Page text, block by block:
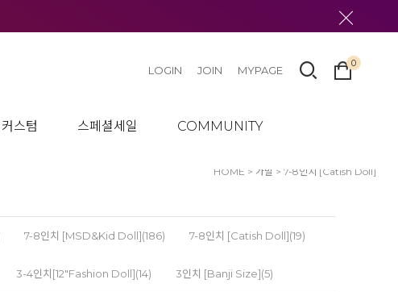
커스텀 스페셜세일 COMMUNITY
LOGIN JOIN MYPAGE
0
HOME > 가발 > 7-8인치 [Catish Doll]
7-8인치 [MSD&Kid Doll](186) 7-8인치 [Catish Doll](19)
3-4인치[12"Fashion Doll](14) 3인치 [Banji Size](5)